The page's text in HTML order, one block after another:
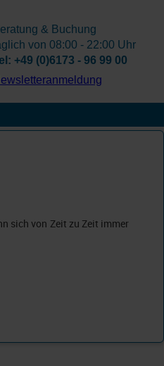
& Buchung
von 08:00 - 22:00 Uhr
+49 (0)6173 - 96 99 00
sich von Zeit zu Zeit immer